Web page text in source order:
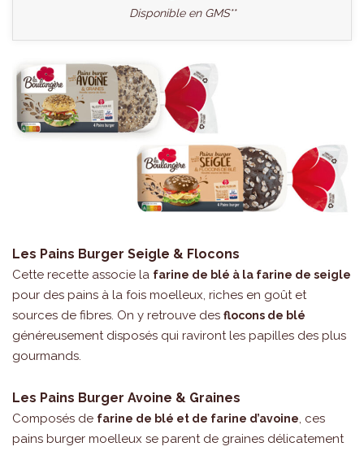
Disponible en GMS**
Les Pains Burger Seigle & Flocons
Cette recette associe la farine de blé à la farine de seigle
pour des pains à la fois moelleux, riches en goût et
sources de fibres. On y retrouve des flocons de blé
généreusement disposés qui raviront les papilles des plus
gourmands.
Les Pains Burger Avoine & Graines
Composés de farine de blé et de farine d’avoine, ces
pains burger moelleux se parent de graines délicatement